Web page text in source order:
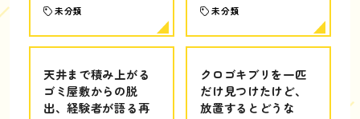
未分類 未分類
天井まで積み上がる
ゴミ屋敷からの脱
出、経験者が語る再
クロゴキブリを一匹
だけ見つけたけど、
放置するとどうな